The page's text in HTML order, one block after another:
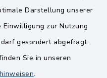
Darstellung unserer
Einwilligung zur Nutzung
gesondert abgefragt.
Sie in unseren
.